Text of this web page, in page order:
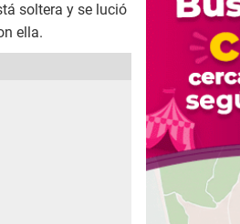
soltera y se lució
ella.